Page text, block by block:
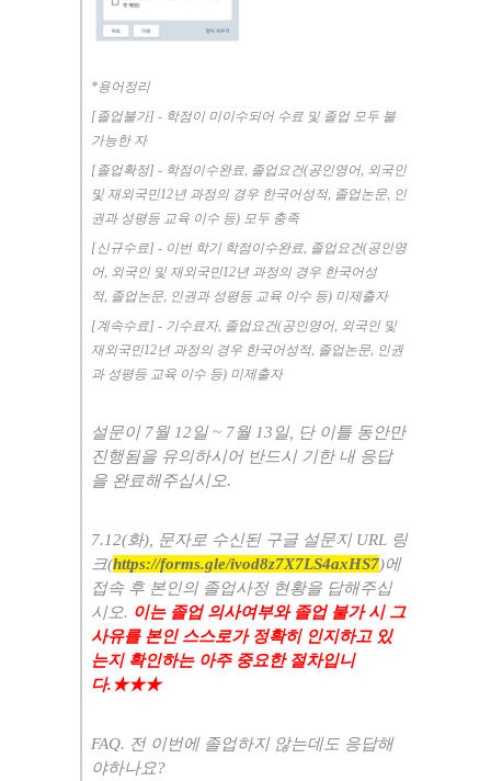
*용어정리
[졸업불가] - 학점이 미이수되어 수료 및 졸업 모두 불
가능한 자
[졸업확정] - 학점이수완료, 졸업요건(공인영어, 외국인
및 재외국민12년 과정의 경우 한국어성적, 졸업논문, 인
권과 성평등 교육 이수 등) 모두 충족
[신규수료] - 이번 학기 학점이수완료, 졸업요건(공인영
어, 외국인 및 재외국민12년 과정의 경우 한국어성
적, 졸업논문, 인권과 성평등 교육 이수 등) 미제출자
[계속수료] - 기수료자, 졸업요건(공인영어, 외국인 및
재외국민12년 과정의 경우 한국어성적, 졸업논문, 인권
과 성평등 교육 이수 등) 미제출자
설문이 7월 12 일~ 7월 13 일, 단 이틀 동안만
진행됨을 유의하시어 반드시 기한 내 응답
을 완료해주십시오.
7.12(화), 문자로 수신된 구글 설문지 URL 링
크(https://forms.gle/ivod8z7X7LS4axHS7)에
접속 후 본인의 졸업사정 현황을 답해주십
시오. 이는 졸업 의사여부와 졸업 불가 시 그
사유를 본인 스스로가 정확히 인지하고 있
는지 확인하는 아주 중요한 절차입니
다.★★★
FAQ. 전 이번에 졸업하지 않는데도 응답해
야하나요?